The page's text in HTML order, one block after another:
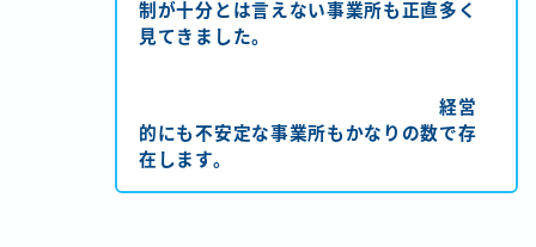
制が十分とは言えない事業所も正直多く
見てきました。
経営
的にも不安定な事業所もかなりの数で存
在します。